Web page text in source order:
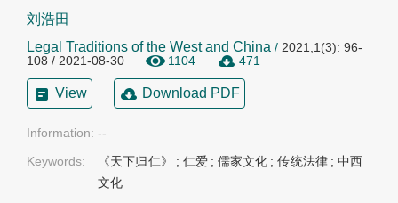
刘浩田
Legal Traditions of the West and China / 2021,1(3): 96-
108 / 2021-08-30
1104 471
View Download PDF
Information: --
Keywords:
《天下归仁》 ; 仁爱 ; 儒家文化 ;传统法律 ; 中西
文化